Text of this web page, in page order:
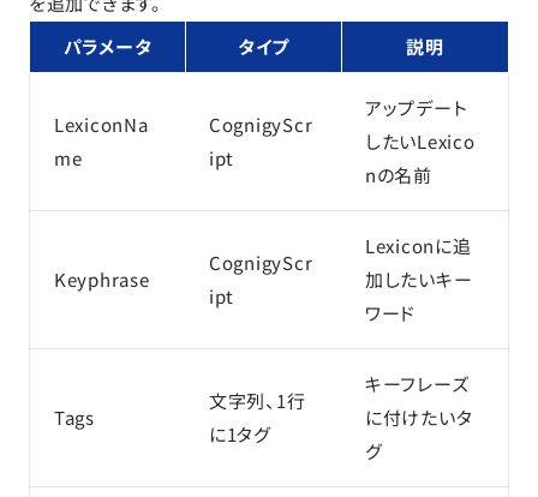
パラメータ
タイプ 説明
LexiconNa
me
CognigyScr
ipt
アップデート
したいLexico
nの名前
Keyphrase
CognigyScr
ipt
Lexiconに追
加したいキー
ワード
Tags
文字列、1行
に1タグ
キーフレーズ
に付けたいタ
グ